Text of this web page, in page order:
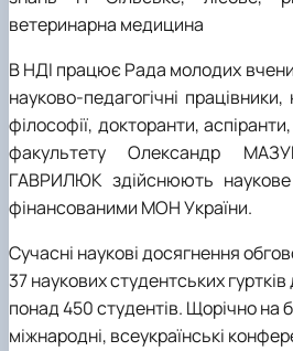
ветеринарна медицина
В НДІ працює Рада молодих
науково-педагогічні працівники,
філософії, докторанти,
факультету Олександр
ГАВРИЛЮК здійснюють наукове
фінансованими МОН України.
Сучасні наукові досягнення
37 наукових студентських
понад 450 студентів. Щорічно на
міжнародні, всеукраїнські